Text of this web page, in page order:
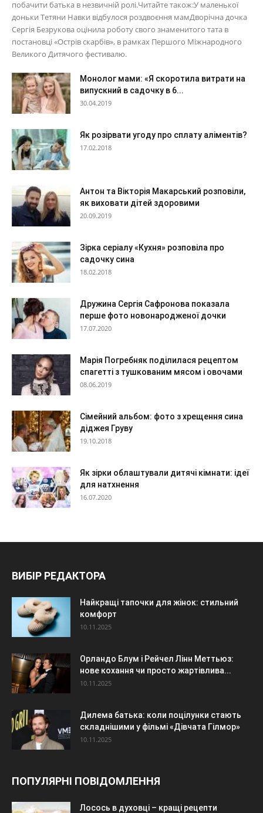
побачити батька в незвичній ролі.Читайте також:У маленької
доньки Тетяни Навки відбулося роздвоєння мамДворічна дочка
Сергія Безрукова оцінила роботу свого знаменитого тата в
постановці «Острів скарбів», в рамках Першого Міжнародного
Великого Дитячого фестивалю.
Монолог мами: «Я скоротила витрати на
випускний в садочку в 6...
30.04.2019
Як розірвати угоду про сплату аліментів?
17.02.2018
Антон та Вікторія Макарський розповіли,
як виховати дітей здоровими
20.09.2019
Зірка серіалу «Кухня» розповіла про
садочку сина
18.02.2018
Дружина Сергія Сафронова показала
перше фото новонародженої дочки
17.07.2020
Марія Погребняк поділилася рецептом
спагетті з тушкованим мясом і овочами
08.06.2019
Сімейний альбом: фото з хрещення сина
діджея Груву
19.10.2018
Як зірки облаштували дитячі кімнати: ідеї
для натхнення
16.07.2020
ВИБІР РЕДАКТОРА
Найкращі тапочки для жінок: стильний
комфорт
10.11.2025
Орландо Блум і Рейчел Лінн Меттьюз:
нове кохання чи просто жартівлива...
10.11.2025
Дилема батька: коли поцілунки стають
складнішими у фільмі «Дівчата Гілмор»
10.11.2025
ПОПУЛЯРНІ ПОВІДОМЛЕННЯ
Лосось в духовці – кращі рецепти